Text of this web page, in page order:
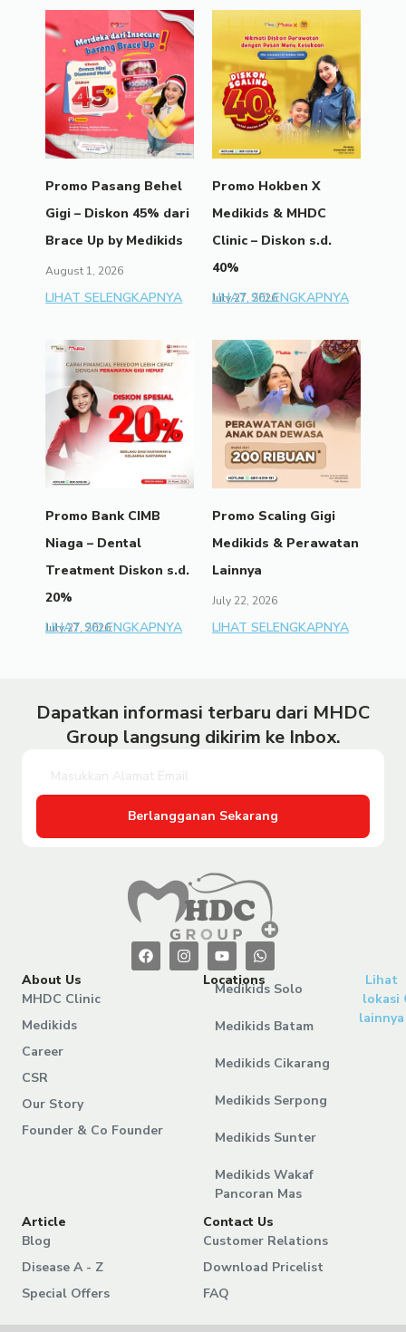
Promo Pasang Behel
Gigi – Diskon 45% dari
Brace Up by Medikids
August 1, 2026
LIHAT SELENGKAPNYA
Promo Hokben X
Medikids & MHDC
Clinic – Diskon s.d.
40%
July 27, 2026
LIHAT SELENGKAPNYA
Promo Bank CIMB
Niaga – Dental
Treatment Diskon s.d.
20%
July 27, 2026
LIHAT SELENGKAPNYA
Promo Scaling Gigi
Medikids & Perawatan
Lainnya
July 22, 2026
LIHAT SELENGKAPNYA
Dapatkan informasi terbaru dari MHDC
Group langsung dikirim ke Inbox.
Berlangganan Sekarang
About Us
MHDC Clinic
Medikids
Career
CSR
Our Story
Founder & Co Founder
Locations
Medikids Solo
Medikids Batam
Medikids Cikarang
Medikids Serpong
Medikids Sunter
Medikids Wakaf
Pancoran Mas
Lihat
lokasi
lainnya
Article
Blog
Disease A - Z
Special Offers
Contact Us
Customer Relations
Download Pricelist
FAQ